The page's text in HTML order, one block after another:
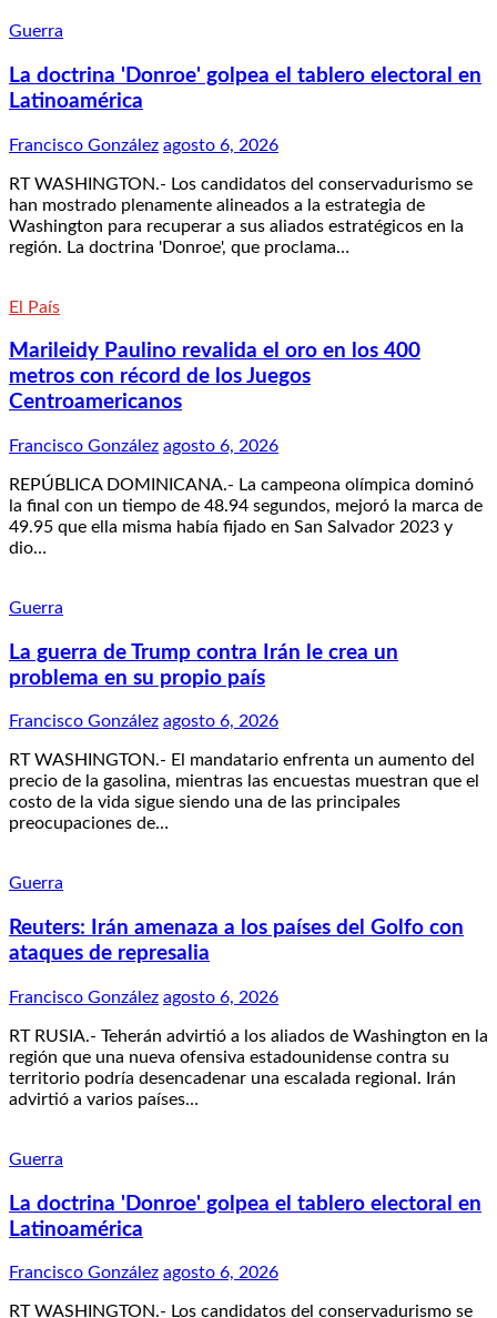
Guerra
La doctrina 'Donroe' golpea el tablero electoral en
Latinoamérica
Francisco González agosto 6, 2026
RT WASHINGTON.- Los candidatos del conservadurismo se
han mostrado plenamente alineados a la estrategia de
Washington para recuperar a sus aliados estratégicos en la
región. La doctrina 'Donroe', que proclama…
El País
Marileidy Paulino revalida el oro en los 400
metros con récord de los Juegos
Centroamericanos
Francisco González agosto 6, 2026
REPÚBLICA DOMINICANA.- La campeona olímpica dominó
la final con un tiempo de 48.94 segundos, mejoró la marca de
49.95 que ella misma había fijado en San Salvador 2023 y
dio…
Guerra
La guerra de Trump contra Irán le crea un
problema en su propio país
Francisco González agosto 6, 2026
RT WASHINGTON.- El mandatario enfrenta un aumento del
precio de la gasolina, mientras las encuestas muestran que el
costo de la vida sigue siendo una de las principales
preocupaciones de…
Guerra
Reuters: Irán amenaza a los países del Golfo con
ataques de represalia
Francisco González agosto 6, 2026
RT RUSIA.- Teherán advirtió a los aliados de Washington en la
región que una nueva ofensiva estadounidense contra su
territorio podría desencadenar una escalada regional. Irán
advirtió a varios países…
Guerra
La doctrina 'Donroe' golpea el tablero electoral en
Latinoamérica
Francisco González agosto 6, 2026
RT WASHINGTON.- Los candidatos del conservadurismo se